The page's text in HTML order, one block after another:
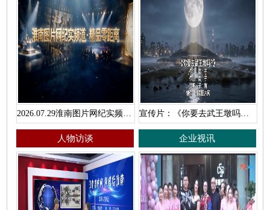
宣传片：《你要去武王墩吗？》
人物访谈 企业视讯